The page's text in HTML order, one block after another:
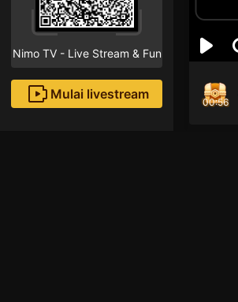
Nimo TV - Live Stream & Fun
Mulai livestream
00:55